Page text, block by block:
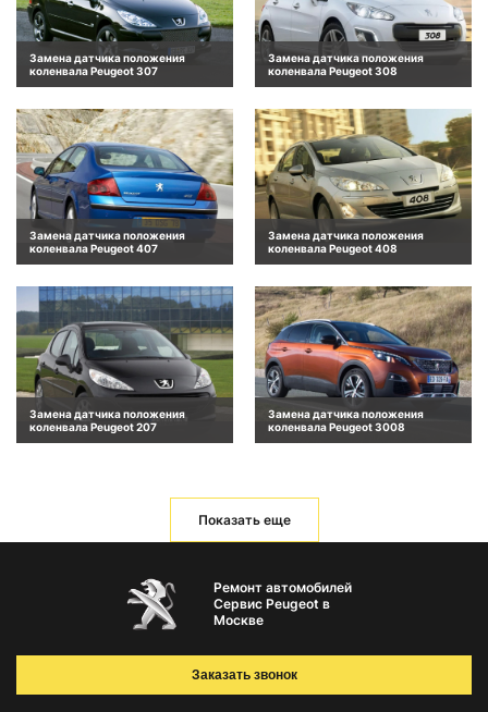
Замена датчика положения
коленвала Peugeot 307
Замена датчика положения
коленвала Peugeot 308
Замена датчика положения
коленвала Peugeot 407
Замена датчика положения
коленвала Peugeot 408
Замена датчика положения
коленвала Peugeot 207
Замена датчика положения
коленвала Peugeot 3008
Показать еще
Ремонт автомобилей
Сервис Peugeot в
Москве
Заказать звонок